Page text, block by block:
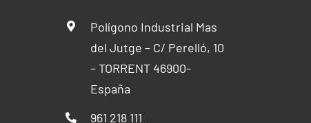
Polígono Industrial Mas
del Jutge – C/ Perelló, 10
– TORRENT 46900-
España
961 218 111